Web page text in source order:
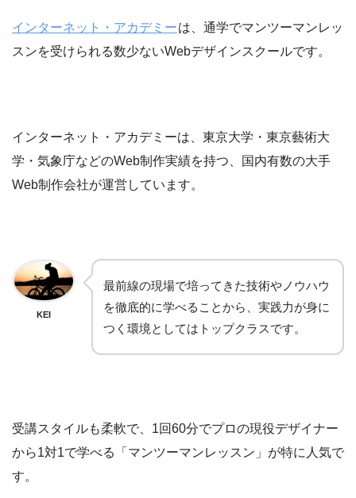
インターネット・アカデミーは、通学でマンツーマンレッ
スンを受けられる数少ないWebデザインスクールです。
インターネット・アカデミーは、東京大学・東京藝術大
学・気象庁などのWeb制作実績を持つ、国内有数の大手
Web制作会社が運営しています。
KEI
最前線の現場で培ってきた技術やノウハウ
を徹底的に学べることから、実践力が身に
つく環境としてはトップクラスです。
受講スタイルも柔軟で、1回60分でプロの現役デザイナー
から1対1で学べる「マンツーマンレッスン」が特に人気で
す。